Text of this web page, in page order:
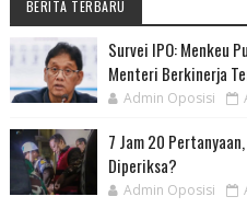
BERITA TERBARU
Survei IPO: Menkeu
Menteri Berkinerja
Admin Oposisi
7 Jam 20
Diperiksa?
Admin Oposisi